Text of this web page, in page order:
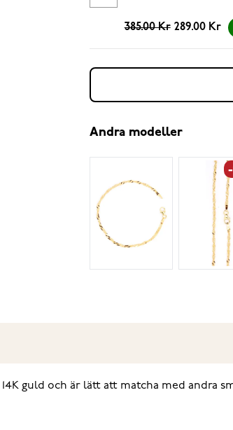
385.00 Kr 289.00 Kr
Andra modeller
guld och är lätt att matcha med andra